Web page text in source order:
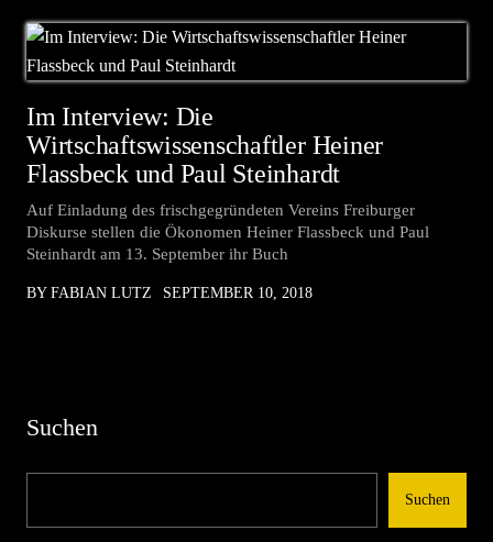
Im Interview: Die
Wirtschaftswissenschaftler Heiner
Flassbeck und Paul Steinhardt
Auf Einladung des frischgegründeten Vereins Freiburger
Diskurse stellen die Ökonomen Heiner Flassbeck und Paul
Steinhardt am 13. September ihr Buch
BY FABIAN LUTZ SEPTEMBER 10, 2018
Suchen
Suchen